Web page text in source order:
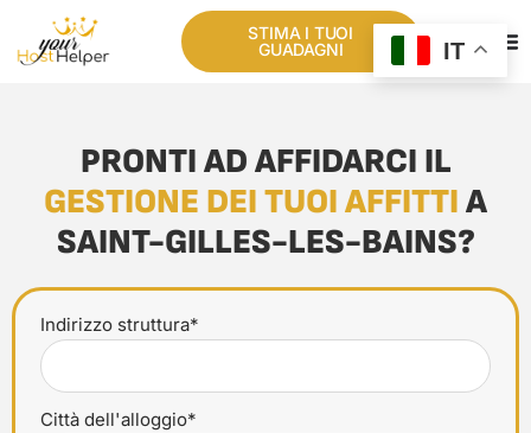
STIMA I TUOI
GUADAGNI
PRONTI AD AFFIDARCI IL
GESTIONE DEI TUOI AFFITTI A
SAINT-GILLES-LES-BAINS?
Indirizzo struttura*
Città dell'alloggio*
IT